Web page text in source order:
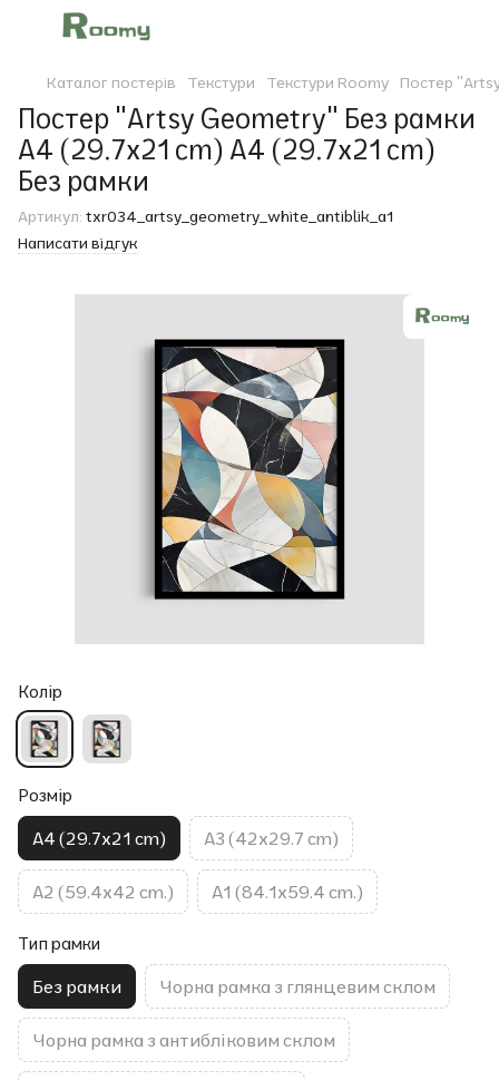
Каталог постерів Текстури Текстури Roomy Постер
Постер "Artsy Geometry" Без рамки
A4 (29.7x21 cm) A4 (29.7x21 cm)
Без рамки
Артикул: txr034_artsy_geometry_white_antiblik_a1
Написати відгук
Колір
Розмір
A4 (29.7x21 cm) A3 (42x29.7 cm)
A2 (59.4x42 cm.) A1 (84.1x59.4 cm.)
Тип рамки
Без рамки Чорна рамка з глянцевим склом
Чорна рамка з антибліковим склом